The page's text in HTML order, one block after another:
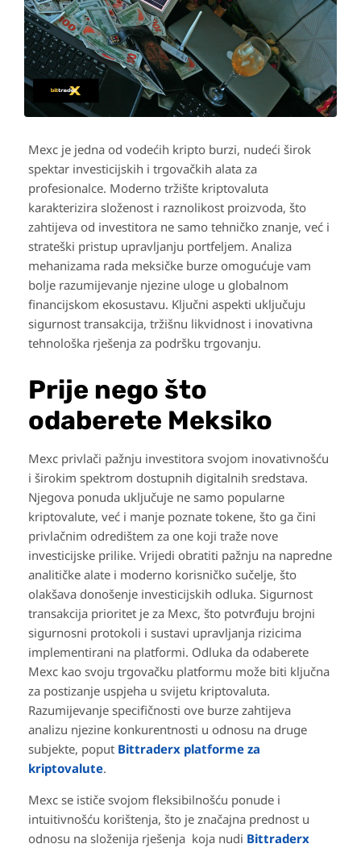
Mexc je jedna od vodećih kripto burzi, nudeći širok
spektar investicijskih i trgovačkih alata za
profesionalce. Moderno tržište kriptovaluta
karakterizira složenost i raznolikost proizvoda, što
zahtijeva od investitora ne samo tehničko znanje, već i
strateški pristup upravljanju portfeljem. Analiza
mehanizama rada meksičke burze omogućuje vam
bolje razumijevanje njezine uloge u globalnom
financijskom ekosustavu. Ključni aspekti uključuju
sigurnost transakcija, tržišnu likvidnost i inovativna
tehnološka rješenja za podršku trgovanju.
Prije nego što
odaberete Meksiko
Mexc privlači pažnju investitora svojom inovativnošću
i širokim spektrom dostupnih digitalnih sredstava.
Njegova ponuda uključuje ne samo popularne
kriptovalute, već i manje poznate tokene, što ga čini
privlačnim odredištem za one koji traže nove
investicijske prilike. Vrijedi obratiti pažnju na napredne
analitičke alate i moderno korisničko sučelje, što
olakšava donošenje investicijskih odluka. Sigurnost
transakcija prioritet je za Mexc, što potvrđuju brojni
sigurnosni protokoli i sustavi upravljanja rizicima
implementirani na platformi. Odluka da odaberete
Mexc kao svoju trgovačku platformu može biti ključna
za postizanje uspjeha u svijetu kriptovaluta.
Razumijevanje specifičnosti ove burze zahtijeva
analizu njezine konkurentnosti u odnosu na druge
subjekte, poput Bittraderx platforme za
kriptovalute.
Mexc se ističe svojom fleksibilnošću ponude i
intuitivnošću korištenja, što je značajna prednost u
odnosu na složenija rješenja koja nudi Bittraderx